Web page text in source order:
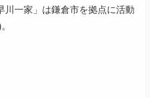
一家」は鎌倉市を拠点に活動